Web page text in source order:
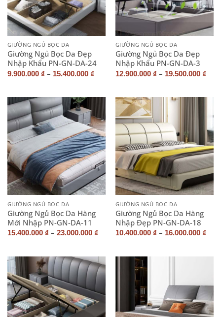
GIƯỜNG NGỦ BỌC DA
Giường Ngủ Bọc Da Đẹp
Nhập Khẩu PN-GN-DA-24
9.900.000 ₫ – 15.400.000 ₫
GIƯỜNG NGỦ BỌC DA
Giường Ngủ Bọc Da Đẹp
Nhập Khẩu PN-GN-DA-3
12.900.000 ₫ – 19.500.000 ₫
GIƯỜNG NGỦ BỌC DA
Giường Ngủ Bọc Da Hàng
Mới Nhập PN-GN-DA-11
15.400.000 ₫ – 23.000.000 ₫
GIƯỜNG NGỦ BỌC DA
Giường Ngủ Bọc Da Hàng
Nhập Đẹp PN-GN-DA-18
10.400.000 ₫ – 16.000.000 ₫